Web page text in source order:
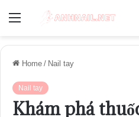
Menu
Home / Nail tay
Nail tay
Khám phá